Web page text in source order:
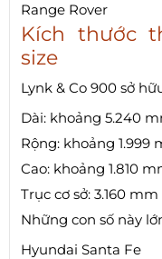
Range Rover
Kích thước
size
Lynk & Co 900 sở
Dài: khoảng 5.240
Rộng: khoảng 1.999
Cao: khoảng 1.810
Trục cơ sở: 3.160 mm
Những con số này
Hyundai Santa Fe